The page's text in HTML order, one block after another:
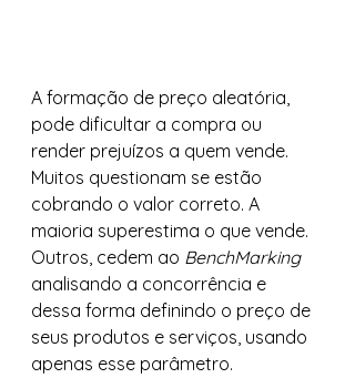
A formação de preço aleatória,
pode dificultar a compra ou
render prejuízos a quem vende.
Muitos questionam se estão
cobrando o valor correto. A
maioria superestima o que vende.
Outros, cedem ao BenchMarking
analisando a concorrência e
dessa forma definindo o preço de
seus produtos e serviços, usando
apenas esse parâmetro.